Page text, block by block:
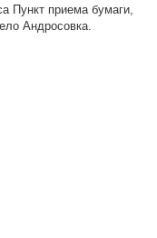
Пункт приема бумаги,
Андросовка.